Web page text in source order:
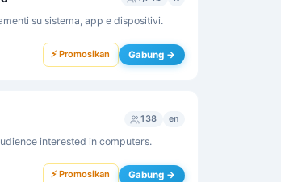
su sistema, app e dispositivi.
⚡ Promosikan Gabung →
138 en
interested in computers.
⚡ Promosikan Gabung →